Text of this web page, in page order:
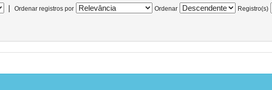
| Ordenar registros por Ordenar Registro(s)